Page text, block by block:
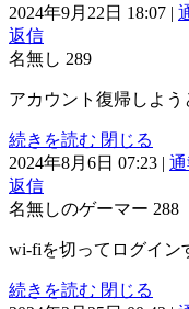
2024年9月22日 18:07 |
返信
名無し 289
アカウント復帰しよ
続きを読む 閉じる
2024年8月6日 07:23 | 通
返信
名無しのゲーマー 288
wi-fiを切ってログイン
続きを読む 閉じる